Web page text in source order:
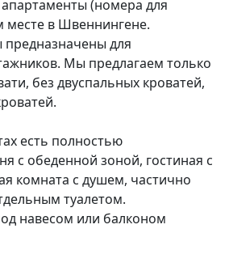
(номера для
месте в Швеннингене.
для
Мы предлагаем только
без двуспальных кроватей,
есть полностью
с обеденной зоной, гостиная с
комната с душем, частично
туалетом.
навесом или балконом